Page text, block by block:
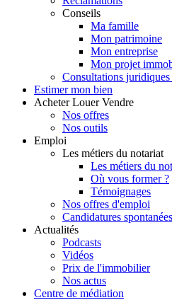
Conseils
Ma famille
Mon patrimoine
Mon entreprise
Mon projet
Consultations juridiques
Estimer mon bien
Acheter Louer Vendre
Nos offres
Nos outils
Emploi
Les métiers du notariat
Les métiers du
Où vous former ?
Témoignages
Nos offres d'emploi
Candidatures spontanées
Actualités
Podcasts
Vidéos
Prix de l'immobilier
Nos actus
Centre de médiation